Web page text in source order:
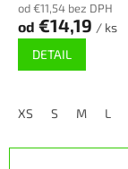
od €11,54 bez DPH
od €14,19 / ks
DETAIL
XS S M L